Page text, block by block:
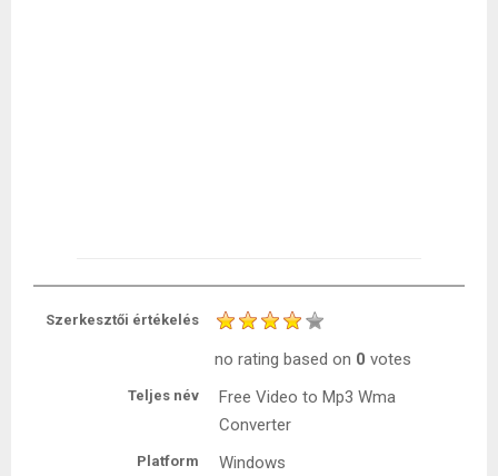
Szerkesztői értékelés
no rating based on 0 votes
Teljes név
Free Video to Mp3 Wma
Converter
Platform Windows